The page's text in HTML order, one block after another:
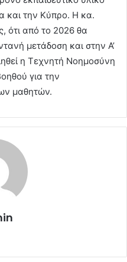
και την Κύπρο. Η κα.
ότι από το 2026 θα
μετάδοση και στην Α’
η Τεχνητή Νοημοσύνη
για την
μαθητών.